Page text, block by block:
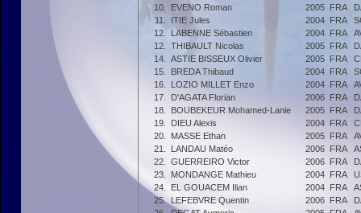
10.
EVENO Roman 2005 FRA
11.
ITIE Jules 2004 FRA
12.
LABENNE Sébastien 2004 FRA
12.
THIBAULT Nicolas 2005 FRA
14.
ASTIE BISSEUX Olivier 2005 FRA
15.
BREDA Thibaud 2004 FRA
16.
LOZIO MILLET Enzo 2004 FRA
17.
D'AGATA Florian 2006 FRA
18.
BOUBEKEUR Mohamed-Lanie 2005 FRA
19.
DIEU Alexis 2004 FRA
20.
MASSE Ethan 2005 FRA
21.
LANDAU Matéo 2006 FRA
22.
GUERREIRO Victor 2006 FRA
23.
MONDANGE Mathieu 2004 FRA
24.
EL GOUACEM Ilian 2004 FRA
25. LEFEBVRE Quentin 2006 FRA